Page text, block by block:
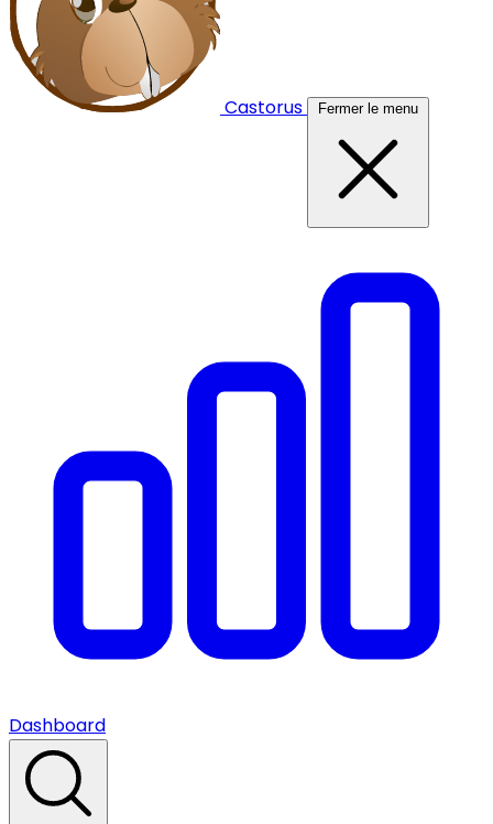
Castorus Fermer le menu
Dashboard